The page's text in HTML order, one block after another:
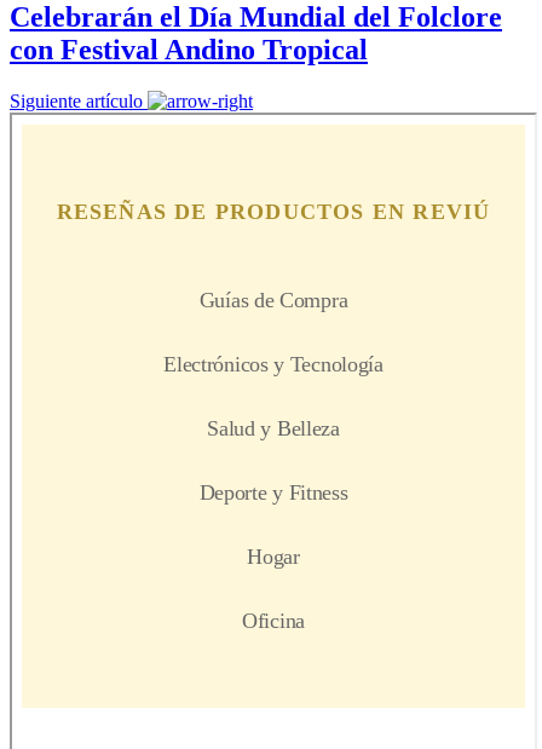
Celebrarán el Día Mundial del Folclore
con Festival Andino Tropical
Siguiente artículo